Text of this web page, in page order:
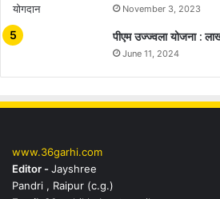
November 3, 2023
पीएम उज्ज्वला योजना :
June 11, 2024
www.36garhi.com
Editor -Jayshree
Pandri , Raipur (c.g.)